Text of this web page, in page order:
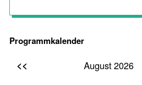
Programmkalender
<< August 2026